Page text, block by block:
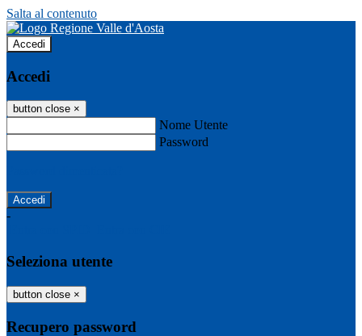
Salta al contenuto
Accedi
Accedi
button close ×
Nome Utente
Password
-
Seleziona utente
button close ×
Recupero password